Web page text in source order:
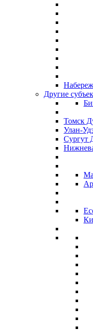
Другие
Томск
Улан-
Сургут